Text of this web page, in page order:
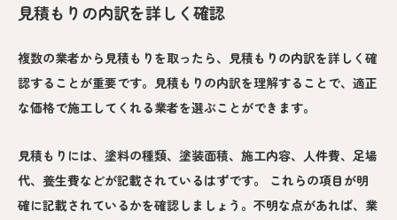
見積もりの内訳を詳しく確認
複数の業者から見積もりを取ったら、見積もりの内訳を詳しく確
認することが重要です。見積もりの内訳を理解することで、適正
な価格で施工してくれる業者を選ぶことができます。
見積もりには、塗料の種類、塗装面積、施工内容、人件費、足場
代、養生費などが記載されているはずです。 これらの項目が明
確に記載されているかを確認しましょう。不明な点があれば、業